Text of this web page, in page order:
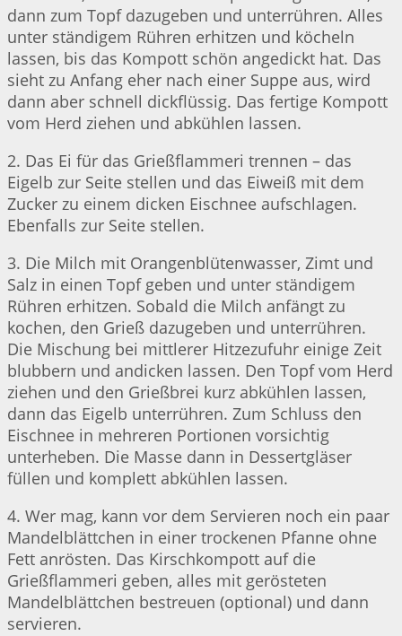
dann zum Topf dazugeben und unterrühren. Alles
unter ständigem Rühren erhitzen und köcheln
lassen, bis das Kompott schön angedickt hat. Das
sieht zu Anfang eher nach einer Suppe aus, wird
dann aber schnell dickflüssig. Das fertige Kompott
vom Herd ziehen und abkühlen lassen.
2. Das Ei für das Grießflammeri trennen – das
Eigelb zur Seite stellen und das Eiweiß mit dem
Zucker zu einem dicken Eischnee aufschlagen.
Ebenfalls zur Seite stellen.
3. Die Milch mit Orangenblütenwasser, Zimt und
Salz in einen Topf geben und unter ständigem
Rühren erhitzen. Sobald die Milch anfängt zu
kochen, den Grieß dazugeben und unterrühren.
Die Mischung bei mittlerer Hitzezufuhr einige Zeit
blubbern und andicken lassen. Den Topf vom Herd
ziehen und den Grießbrei kurz abkühlen lassen,
dann das Eigelb unterrühren. Zum Schluss den
Eischnee in mehreren Portionen vorsichtig
unterheben. Die Masse dann in Dessertgläser
füllen und komplett abkühlen lassen.
4. Wer mag, kann vor dem Servieren noch ein paar
Mandelblättchen in einer trockenen Pfanne ohne
Fett anrösten. Das Kirschkompott auf die
Grießflammeri geben, alles mit gerösteten
Mandelblättchen bestreuen (optional) und dann
servieren.